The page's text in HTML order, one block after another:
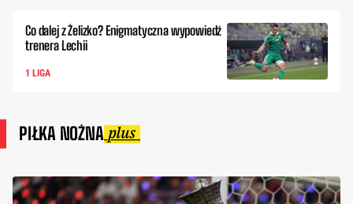
Co dalej z Żelizko? Enigmatyczna wypowiedź
trenera Lechii
1 LIGA
PIŁKA NOŻNA